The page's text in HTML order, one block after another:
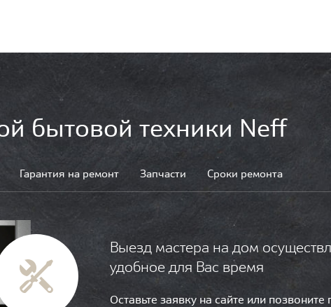
бытовой техники Neff
Гарантия на ремонт Запчасти Сроки ремонта
Выезд мастера на дом
удобное для Вас время
Оставьте заявку на сайте или